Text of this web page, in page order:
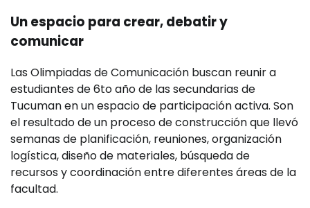
Un espacio para crear, debatir y
comunicar
Las Olimpiadas de Comunicación buscan reunir a
estudiantes de 6to año de las secundarias de
Tucuman en un espacio de participación activa. Son
el resultado de un proceso de construcción que llevó
semanas de planificación, reuniones, organización
logística, diseño de materiales, búsqueda de
recursos y coordinación entre diferentes áreas de la
facultad.